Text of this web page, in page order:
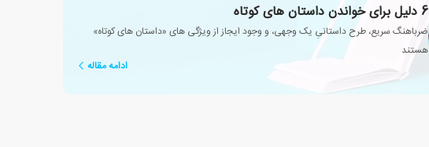
6 دلیل برای خواندن داستان های کوتاه
ضرباهنگ سریع، طرح داستانیِ یک وجهی، و وجود ایجاز از ویژگی های «داستان های کوتاه»
هستند
ادامه مقاله